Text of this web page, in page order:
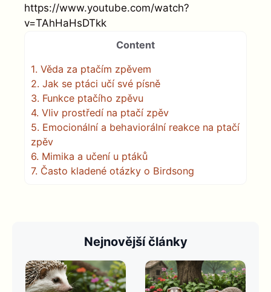
https://www.youtube.com/watch?
v=TAhHaHsDTkk
Content
1. Věda za ptačím zpěvem
2. Jak se ptáci učí své písně
3. Funkce ptačího zpěvu
4. Vliv prostředí na ptačí zpěv
5. Emocionální a behaviorální reakce na ptačí
zpěv
6. Mimika a učení u ptáků
7. Často kladené otázky o Birdsong
Nejnovější články